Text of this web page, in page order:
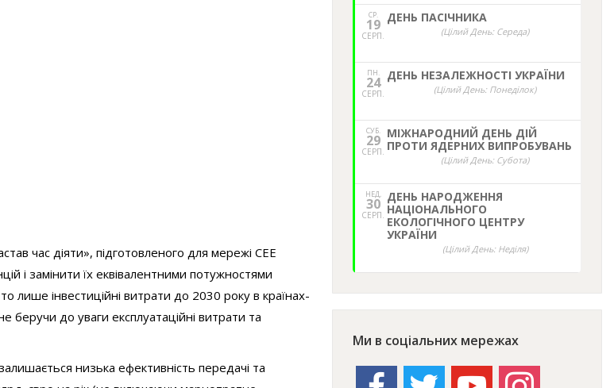
час діяти», підготовленого для мережі СEE
і замінити їх еквівалентними потужностями
лише інвестиційні витрати до 2030 року в країнах-
до уваги експлуатаційні витрати та
низька ефективність передачі та
СР.
19
СЕРП.
ДЕНЬ ПАСІЧНИКА
(Цілий День: Середа)
ПН.
24
СЕРП.
ДЕНЬ НЕЗАЛЕЖНОСТІ УКРАЇНИ
(Цілий День: Понеділок)
СУБ.
29
СЕРП.
МІЖНАРОДНИЙ ДЕНЬ ДІЙ
ПРОТИ ЯДЕРНИХ ВИПРОБУВАНЬ
(Цілий День: Субота)
НЕД,
30
СЕРП.
ДЕНЬ НАРОДЖЕННЯ
НАЦІОНАЛЬНОГО
ЕКОЛОГІЧНОГО ЦЕНТРУ
УКРАЇНИ
(Цілий День: Неділя)
Ми в соціальних мережах
facebook twitter youtube instagram